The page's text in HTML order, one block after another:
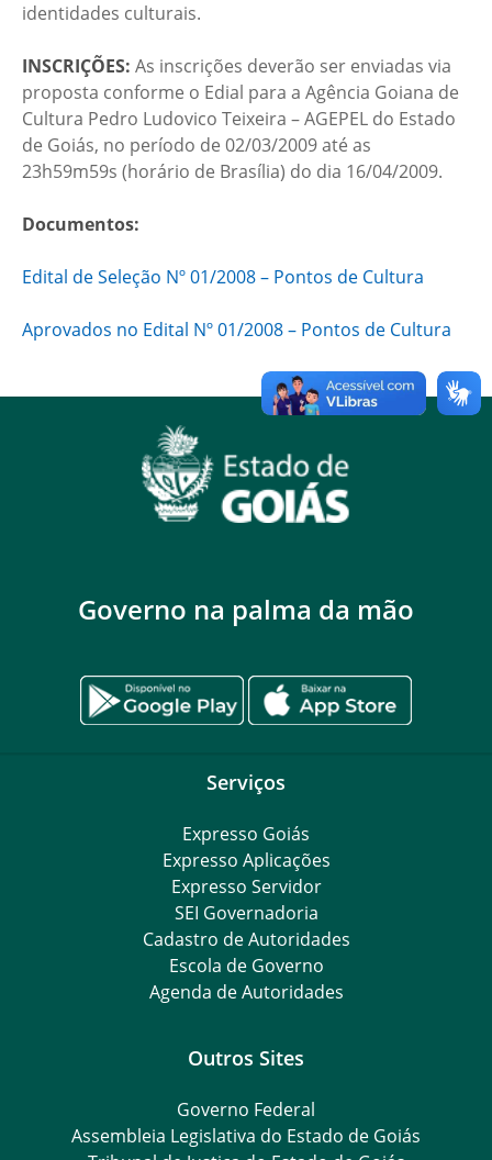
identidades culturais.
INSCRIÇÕES: As inscrições deverão ser enviadas via
proposta conforme o Edial para a Agência Goiana de
Cultura Pedro Ludovico Teixeira – AGEPEL do Estado
de Goiás, no período de 02/03/2009 até as
23h59m59s (horário de Brasília) do dia 16/04/2009.
Documentos:
Edital de Seleção Nº 01/2008 – Pontos de Cultura
Aprovados no Edital Nº 01/2008 – Pontos de Cultura
Governo na palma da mão
Serviços
Expresso Goiás
Expresso Aplicações
Expresso Servidor
SEI Governadoria
Cadastro de Autoridades
Escola de Governo
Agenda de Autoridades
Outros Sites
Governo Federal
Assembleia Legislativa do Estado de Goiás